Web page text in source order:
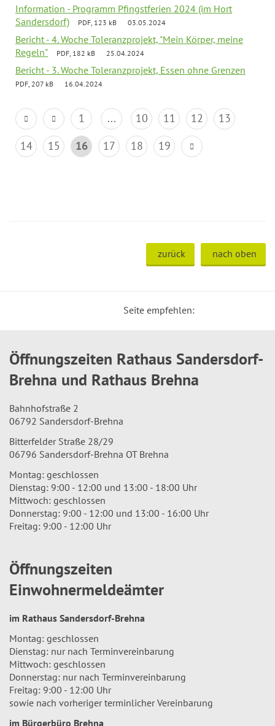
Information - Programm Pfingstferien 2024 (im Hort
Sandersdorf)
PDF, 123 kB 03.05.2024
Bericht - 4. Woche Toleranzprojekt, "Mein Körper, meine
Regeln"
PDF, 182 kB 25.04.2024
Bericht - 3. Woche Toleranzprojekt, Essen ohne Grenzen
PDF, 207 kB 16.04.2024
1 ... 10 11 12
13
14
15 16 17 18 19
zurück nach oben
Seite empfehlen:
Öffnungszeiten Rathaus Sandersdorf-
Brehna und Rathaus Brehna
Bahnhofstraße 2
06792 Sandersdorf-Brehna
Bitterfelder Straße 28/29
06796 Sandersdorf-Brehna OT Brehna
Montag: geschlossen
Dienstag: 9:00 - 12:00 und 13:00 - 18:00 Uhr
Mittwoch: geschlossen
Donnerstag: 9:00 - 12:00 und 13:00 - 16:00 Uhr
Freitag: 9:00 - 12:00 Uhr
Öffnungszeiten
Einwohnermeldeämter
im Rathaus Sandersdorf-Brehna
Montag: geschlossen
Dienstag: nur nach Terminvereinbarung
Mittwoch: geschlossen
Donnerstag: nur nach Terminvereinbarung
Freitag: 9:00 - 12:00 Uhr
sowie nach vorheriger terminlicher Vereinbarung
im Bürgerbüro Brehna